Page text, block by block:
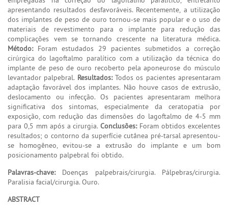
apresentando resultados desfavoráveis. Recentemente, a utilização
dos implantes de peso de ouro tornou-se mais popular e o uso de
materiais de revestimento para o implante para redução das
complicações vem se tornando crescente na literatura médica.
Método:Foram estudados 29 pacientes submetidos a correção
cirúrgica do lagoftalmo paralítico com a utilização da técnica do
implante de peso de ouro recoberto pela aponeurose do músculo
levantador palpebral. Resultados:Todos os pacientes apresentaram
adaptação favorável dos implantes. Não houve casos de extrusão,
deslocamento ou infecção. Os pacientes apresentaram melhora
significativa dos sintomas, especialmente da ceratopatia por
exposição, com redução das dimensões do lagoftalmo de 4-5 mm
para 0,5 mm após a cirurgia.Conclusões:Foram obtidos excelentes
resultados; o contorno da superfície cutânea pré-tarsal apresentou-
se homogêneo, evitou-se a extrusão do implante e um bom
posicionamento palpebral foi obtido.
Palavras-chave:Doenças palpebrais/cirurgia. Pálpebras/cirurgia.
Paralisia facial/cirurgia. Ouro.
ABSTRACT